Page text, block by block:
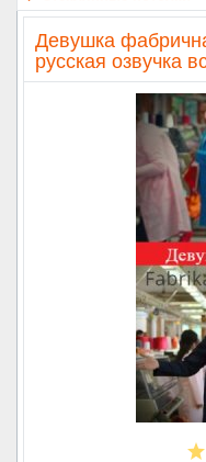
Девушка
русская озвучка